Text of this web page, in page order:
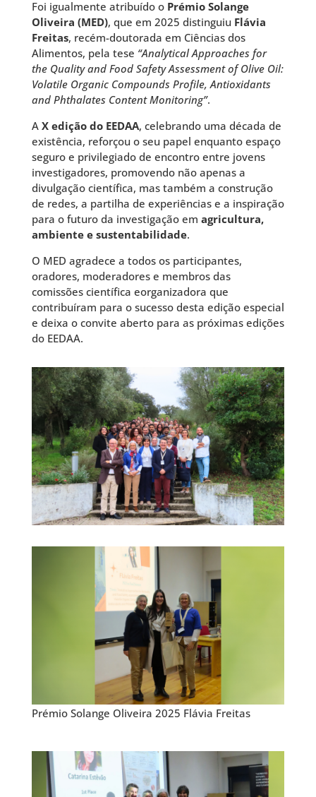
Foi igualmente atribuído o Prémio Solange
Oliveira (MED), que em 2025 distinguiu Flávia
Freitas, recém-doutorada em Ciências dos
Alimentos, pela tese “Analytical Approaches for
the Quality and Food Safety Assessment of Olive Oil:
Volatile Organic Compounds Profile, Antioxidants
and Phthalates Content Monitoring”.
A X edição do EEDAA, celebrando uma década de
existência, reforçou o seu papel enquanto espaço
seguro e privilegiado de encontro entre jovens
investigadores, promovendo não apenas a
divulgação científica, mas também a construção
de redes, a partilha de experiências e a inspiração
para o futuro da investigação em agricultura,
ambiente e sustentabilidade.
O MED agradece a todos os participantes,
oradores, moderadores e membros das
comissões científica eorganizadora que
contribuíram para o sucesso desta edição especial
e deixa o convite aberto para as próximas edições
do EEDAA.
Prémio Solange Oliveira 2025 Flávia Freitas